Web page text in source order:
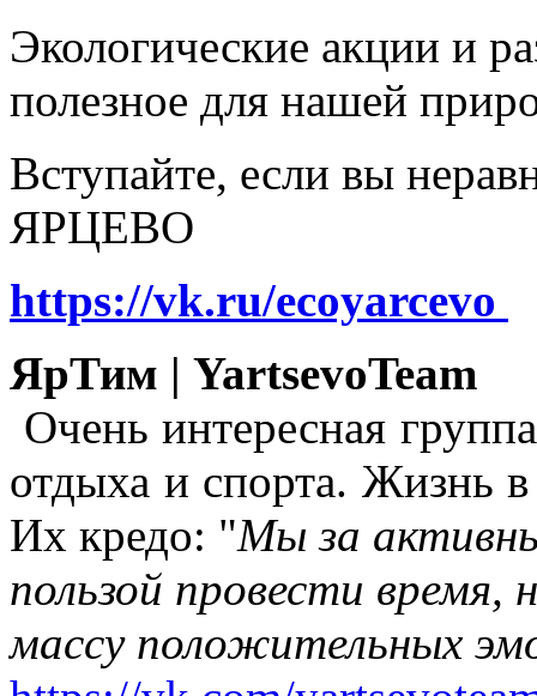
Экологические акции и
полезное для нашей
Вступайте, если вы
ЯРЦЕВО
https://vk.ru/ecoyarcevo
ЯрТим | YartsevoTeam
Очень интересная
отдыха и спорта. Жизнь
Их кредо: "Мы за
пользой провести время,
массу положительных